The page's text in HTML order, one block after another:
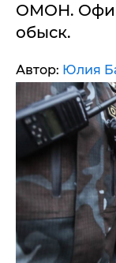
ОМОН.
обыск.
Автор: Юлия